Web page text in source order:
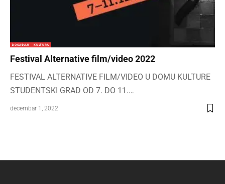
DOGAĐAJI KULTURA
Festival Alternative film/video 2022
FESTIVAL ALTERNATIVE FILM/VIDEO U DOMU KULTURE
STUDENTSKI GRAD OD 7. DO 11.…
decembar 1, 2022